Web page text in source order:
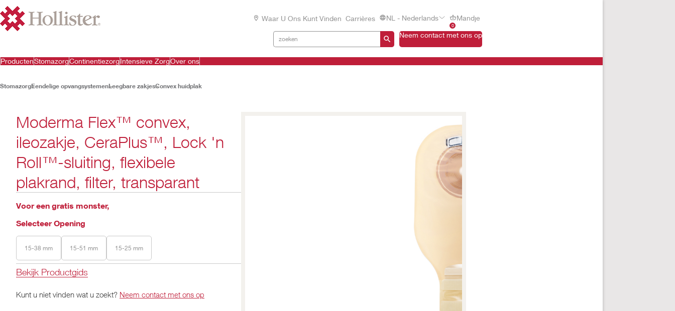
Waar U Ons Kunt Vinden Carrières NL - Nederlands
0
Mandje
Neem contact met ons op
ProductenStomazorgContinentiezorgIntensieve ZorgOver ons
StomazorgEendelige opvangsystemenLeegbare zakjesConvex huidplak
Moderma Flex™ convex,
ileozakje, CeraPlus™, Lock 'n
Roll™-sluiting, flexibele
plakrand, filter, transparant
Voor een gratis monster,
Selecteer Opening
15-38 mm 15-51 mm 15-25 mm
Bekijk Productgids
Kunt u niet vinden wat u zoekt? Neem contact met ons op